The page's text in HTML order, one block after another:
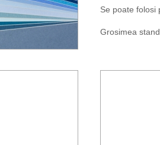
Se poate folosi
Grosimea